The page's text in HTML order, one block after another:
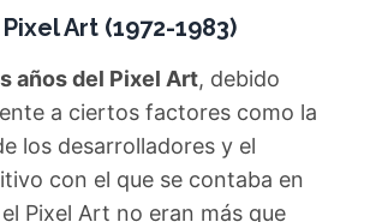
Art (1972-1983)
años del Pixel Art, debido
a ciertos factores como la
los desarrolladores y el
con el que se contaba en
Pixel Art no eran más que